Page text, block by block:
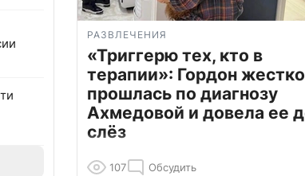
РАЗВЛЕЧЕНИЯ
«Триггерю тех, кто в
терапии»: Гордон жестко
прошлась по диагнозу
Ахмедовой и довела ее
слёз
107 Обсудить